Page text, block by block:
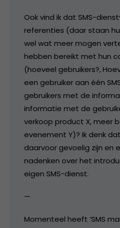
Ook vind ik dat SMS-
referenties (daar staan
wel wat meer mogen
hebben bereikt met hun
(hoeveel gebruikers?,
een gebruiker aan één
gebruikers met de
informatie met de
verkoop product X, meer
evenement Y)? Ik denk
daarvoor gevoelig zijn en
nadenken over het
eigen SMS-dienst.
—
Momenteel heeft ‘SMS